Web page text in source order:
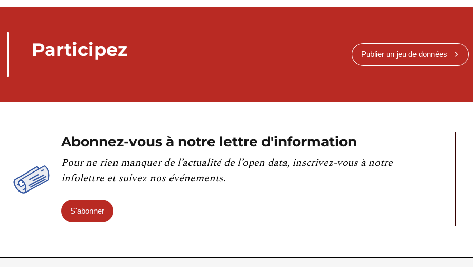
Participez Publier un jeu de données
Abonnez-vous à notre lettre d'information
Pour ne rien manquer de l’actualité de l’open data, inscrivez-vous à notre
infolettre et suivez nos événements.
S'abonner